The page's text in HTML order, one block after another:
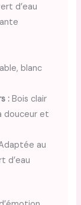
d’eau
blanc
:Bois clair
douceur et
au
d’eau